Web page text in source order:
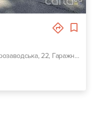
г. Кривой Рог, вулиця Електрозаводська, 22, Гаражний кооператив Звездний (микрорайон Заречный)